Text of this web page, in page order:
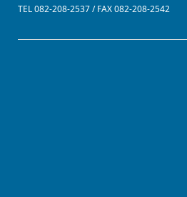
TEL 082-208-2537 / FAX 082-208-2542